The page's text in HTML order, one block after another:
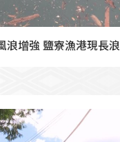
浪增強 鹽寮漁港現長浪